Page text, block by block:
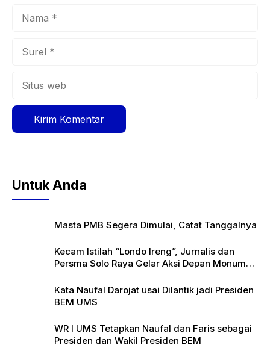
Untuk Anda
Masta PMB Segera Dimulai, Catat Tanggalnya
Kecam Istilah “Londo Ireng”, Jurnalis dan
Persma Solo Raya Gelar Aksi Depan Monumen
Kata Naufal Darojat usai Dilantik jadi Presiden
BEM UMS
WR I UMS Tetapkan Naufal dan Faris sebagai
Presiden dan Wakil Presiden BEM